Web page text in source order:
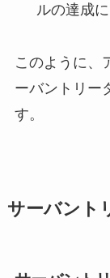
ルの達成
このように、
ーバントリー
す。
サーバント